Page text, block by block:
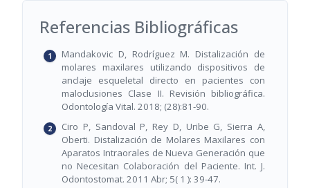
Referencias Bibliográficas
Mandakovic D, Rodríguez M. Distalización de
molares maxilares utilizando dispositivos de
anclaje esqueletal directo en pacientes con
maloclusiones Clase II. Revisión bibliográfica.
Odontología Vital. 2018; (28):81-90.
Ciro P, Sandoval P, Rey D, Uribe G, Sierra A,
Oberti. Distalización de Molares Maxilares con
Aparatos Intraorales de Nueva Generación que
no Necesitan Colaboración del Paciente. Int. J.
Odontostomat. 2011 Abr; 5( 1 ): 39-47.